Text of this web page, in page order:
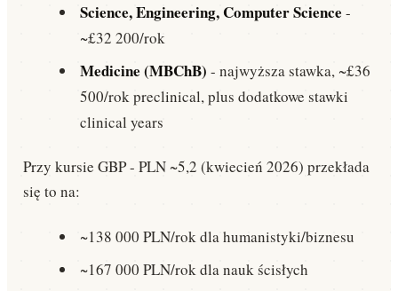
Science, Engineering, Computer Science -
~£32 200/rok
Medicine (MBChB) - najwyższa stawka, ~£36
500/rok preclinical, plus dodatkowe stawki
clinical years
Przy kursie GBP - PLN ~5,2 (kwiecień 2026) przekłada
się to na:
~138 000 PLN/rok dla humanistyki/biznesu
~167 000 PLN/rok dla nauk ścisłych